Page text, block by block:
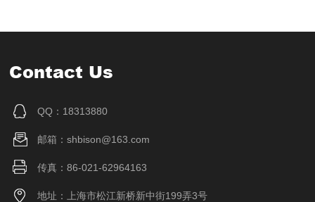
Contact Us
QQ：18313880
邮箱：shbison@163.com
传真：86-021-62964163
地址：上海市松江新桥新中街199弄3号